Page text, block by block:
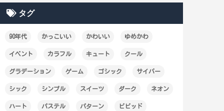
タグ
90年代 かっこいい かわいい ゆめかわ
イベント カラフル キュート クール
グラデーション ゲーム ゴシック サイバー
シック シンプル スイーツ ダーク ネオン
ハート パステル パターン ビビッド